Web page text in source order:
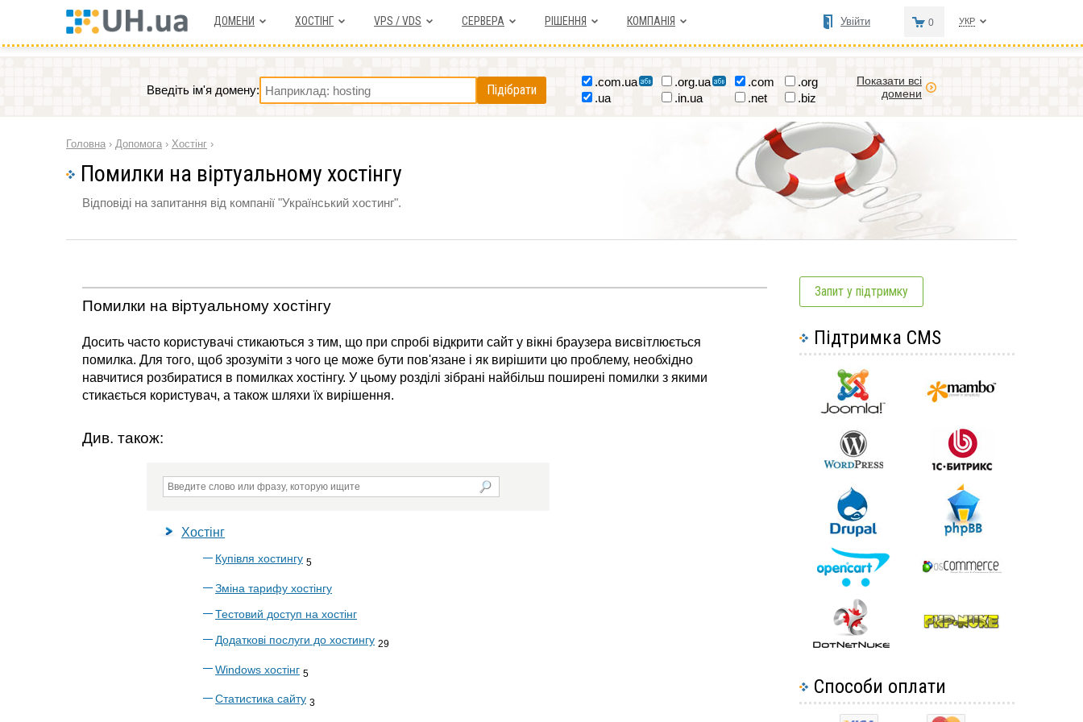
ДОМЕНИ ХОСТIНГ VPS / VDS СЕРВЕРА РІШЕННЯ КОМПАНІЯ УКР
0
Увійти
Введіть ім'я домену: Підібрати
.com.ua .org.ua .com
.org
.ua
.in.ua .net .biz
Показати всі
домени
Головна › Допомога › Хостінг ›
Помилки на віртуальному хостінгу
Відповіді на запитання від компанії "Український хостинг".
Помилки на віртуальному хостінгу
Досить часто користувачі стикаються з тим, що при спробі відкрити сайт у вікні браузера висвітлюється
помилка. Для того, щоб зрозуміти з чого це може бути пов'язане і як вирішити цю проблему, необхідно
навчитися розбиратися в помилках хостінгу. У цьому розділі зібрані найбільш поширені помилки з якими
стикається користувач, а також шляхи їх вирішення.
Див. також:
Хостінг
Купівля хостингу 5
Зміна тарифу хостінгу
Тестовий доступ на хостінг
Додаткові послуги до хостингу 29
Windows хостінг 5
Статистика сайту 3
Запит у підтримку
Підтримка CMS
Способи оплати